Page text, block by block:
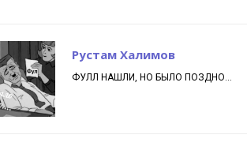
Рустам Халимов
ФУЛЛ НАШЛИ, НО БЫЛО ПОЗДНО...